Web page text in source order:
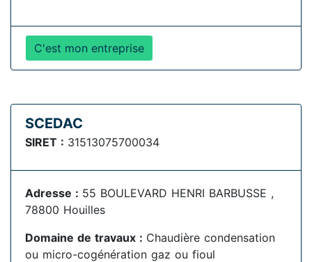
C'est mon entreprise
SCEDAC
SIRET : 31513075700034
Adresse : 55 BOULEVARD HENRI BARBUSSE ,
78800 Houilles
Domaine de travaux : Chaudière condensation
ou micro-cogénération gaz ou fioul